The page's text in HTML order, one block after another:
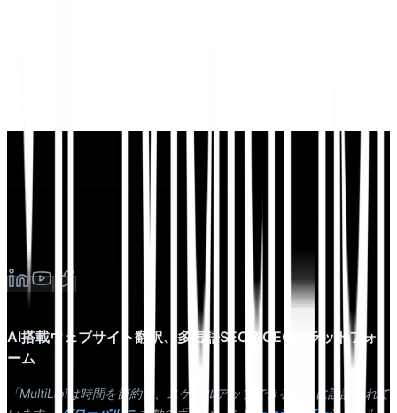
AI搭載ウェブサイト翻訳、多言語SEO＆GEOプラットフォ
ーム
「MultiLipiは時間を節約し、スケールアップできるように設計されて